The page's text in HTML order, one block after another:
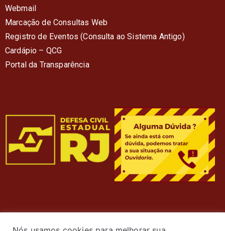
Webmail
Marcação de Consultas Web
Registro de Eventos (Consulta ao Sistema Antigo)
Cardápio – QCG
Portal da Transparência